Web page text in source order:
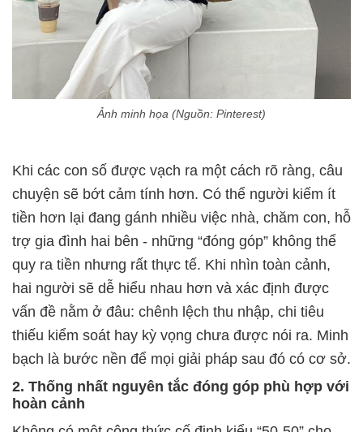
Ảnh minh họa (Nguồn: Pinterest)
Khi các con số được vạch ra một cách rõ ràng, câu
chuyện sẽ bớt cảm tính hơn. Có thể người kiếm ít
tiền hơn lại đang gánh nhiều việc nhà, chăm con, hỗ
trợ gia đình hai bên - những “đóng góp” không thể
quy ra tiền nhưng rất thực tế. Khi nhìn toàn cảnh,
hai người sẽ dễ hiểu nhau hơn và xác định được
vấn đề nằm ở đâu: chênh lệch thu nhập, chi tiêu
thiếu kiểm soát hay kỳ vọng chưa được nói ra. Minh
bạch là bước nền để mọi giải pháp sau đó có cơ sở.
2. Thống nhất nguyên tắc đóng góp phù hợp với
hoàn cảnh